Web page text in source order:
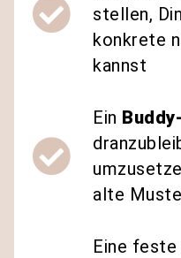
stellen,
konkrete
kannst
Ein
alte
Eine feste